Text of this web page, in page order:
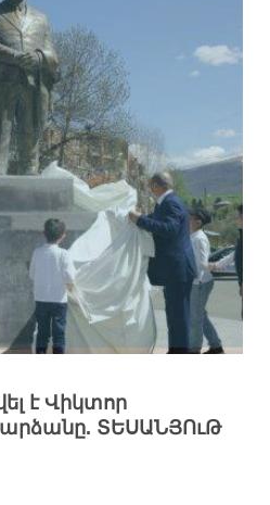
է Վիկտոր
ՏԵՍԱՆՅՈւԹ